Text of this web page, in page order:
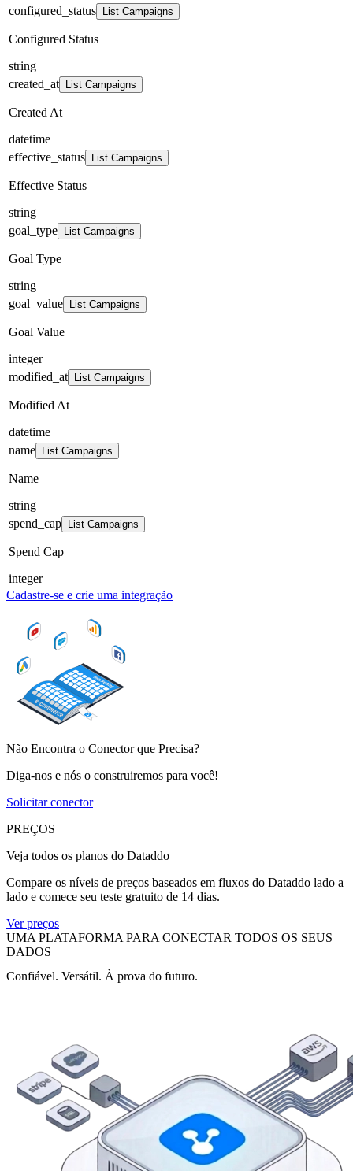
configured_status
List Campaigns
Configured Status
string
created_at
List Campaigns
Created At
datetime
effective_status
List Campaigns
Effective Status
string
goal_type
List Campaigns
Goal Type
string
goal_value
List Campaigns
Goal Value
integer
modified_at
List Campaigns
Modified At
datetime
name
List Campaigns
Name
string
spend_cap
List Campaigns
Spend Cap
integer
Cadastre-se e crie uma integração
Não Encontra o Conector que Precisa?
Diga-nos e nós o construiremos para você!
Solicitar conector
PREÇOS
Veja todos os planos do Dataddo
Compare os níveis de preços baseados em fluxos do Dataddo lado a
lado e comece seu teste gratuito de 14 dias.
Ver preços
UMA PLATAFORMA PARA CONECTAR TODOS OS SEUS
DADOS
Confiável. Versátil. À prova do futuro.